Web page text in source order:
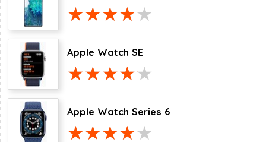
Apple Watch SE
Apple Watch Series 6